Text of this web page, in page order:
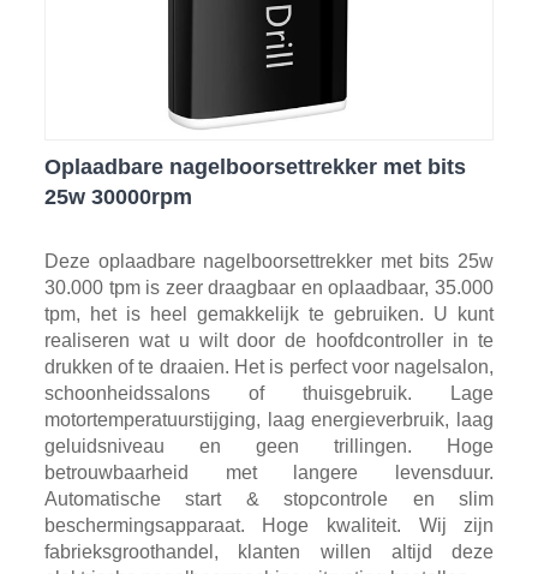
Oplaadbare nagelboorsettrekker met bits
25w 30000rpm
Deze oplaadbare nagelboorsettrekker met bits 25w
30.000 tpm is zeer draagbaar en oplaadbaar, 35.000
tpm, het is heel gemakkelijk te gebruiken. U kunt
realiseren wat u wilt door de hoofdcontroller in te
drukken of te draaien. Het is perfect voor nagelsalon,
schoonheidssalons of thuisgebruik. Lage
motortemperatuurstijging, laag energieverbruik, laag
geluidsniveau en geen trillingen. Hoge
betrouwbaarheid met langere levensduur.
Automatische start & stopcontrole en slim
beschermingsapparaat. Hoge kwaliteit. Wij zijn
fabrieksgroothandel, klanten willen altijd deze